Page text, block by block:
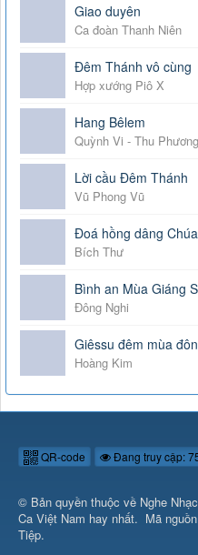
Giao duyên
Ca đoàn Thanh Niên
Đêm Thánh vô cùng
Hợp xướng Piô X
Hang Bêlem
Lời cầu Đêm Thánh
Vũ Phong Vũ
Đoá hồng dâng
Bích Thư
Bình an Mùa Giáng
Đông Nghi
Giêssu đêm mùa
Hoàng Kim
QR-code Đang truy cập:
© Bản quyền thuộc về Nghe
Ca Việt Nam hay nhất. Mã nguồn
Tiệp.